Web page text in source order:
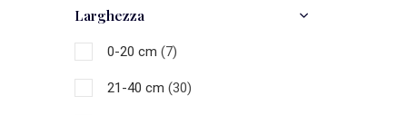
Larghezza
0-20 cm (7)
21-40 cm (30)